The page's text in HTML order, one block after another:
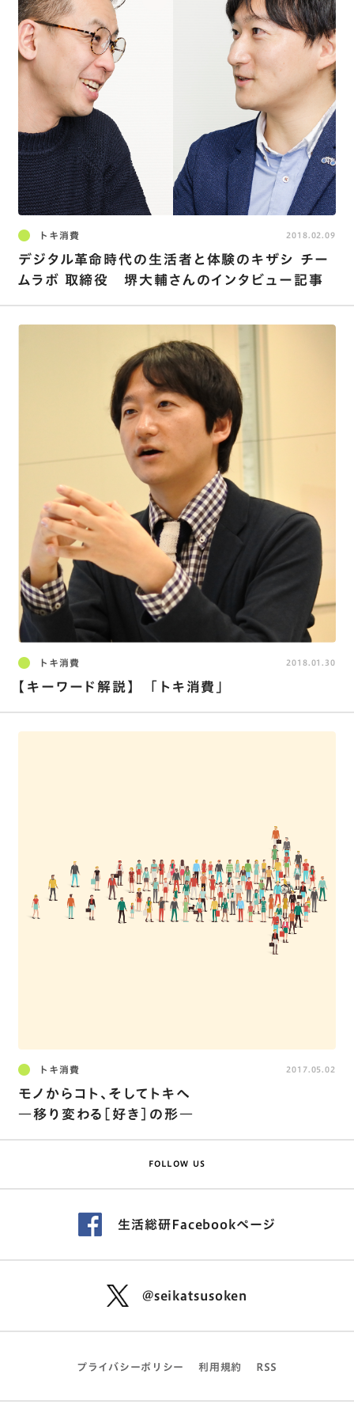
トキ消費
デジタル革命時代の生活者と体験のキザシ チー
ムラボ 取締役 堺大輔さんのインタビュー記事
2018.02.09
トキ消費
【キーワード解説】 「トキ消費」
2018.01.30
トキ消費
モノからコト、そしてトキへ
―移り変わる[好き]の形―
2017.05.02
FOLLOW US
生活総研Facebookページ
@seikatsusoken
プライバシーポリシー 利用規約 RSS